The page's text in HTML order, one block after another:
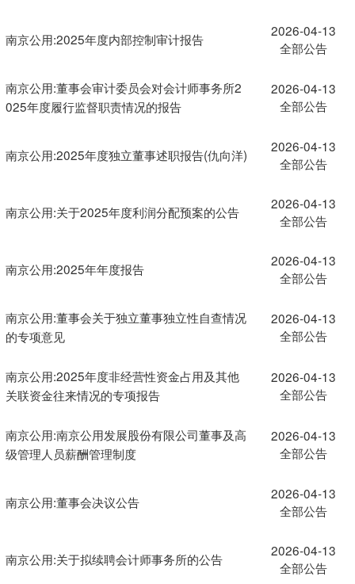
南京公用:2025年度内部控制审计报告
2026-04-13
全部公告
南京公用:董事会审计委员会对会计师事务所2
025年度履行监督职责情况的报告
2026-04-13
全部公告
南京公用:2025年度独立董事述职报告(仇向洋)
2026-04-13
全部公告
南京公用:关于2025年度利润分配预案的公告
2026-04-13
全部公告
南京公用:2025年年度报告
2026-04-13
全部公告
南京公用:董事会关于独立董事独立性自查情况
的专项意见
2026-04-13
全部公告
南京公用:2025年度非经营性资金占用及其他
关联资金往来情况的专项报告
2026-04-13
全部公告
南京公用:南京公用发展股份有限公司董事及高
级管理人员薪酬管理制度
2026-04-13
全部公告
南京公用:董事会决议公告
2026-04-13
全部公告
南京公用:关于拟续聘会计师事务所的公告
2026-04-13
全部公告